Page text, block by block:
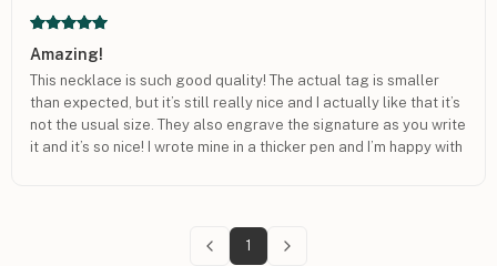
Amazing!
This necklace is such good quality! The actual tag is smaller
than expected, but it’s still really nice and I actually like that it’s
not the usual size. They also engrave the signature as you write
it and it’s so nice! I wrote mine in a thicker pen and I’m happy with
1